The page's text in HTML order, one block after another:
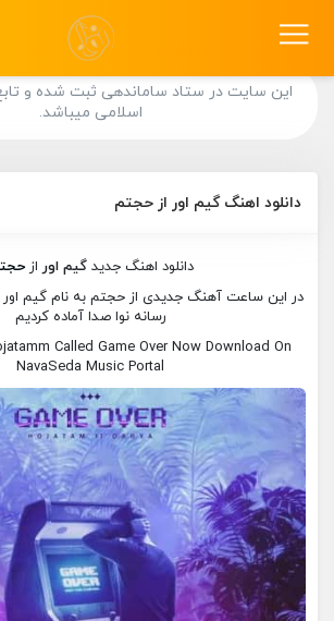
این سایت در ستاد ساماندهی ثبت شده و
اسلامی میباشد.
دانلود اهنگ گیم اور از حجتم
دانلود اهنگ جدیدگیم اور از
در این ساعت آهنگ جدیدی از حجتم به نام گیم اور
رسانه نوا صدا آماده کردیم
Called Game Over Now Download On
NavaSeda Music Portal